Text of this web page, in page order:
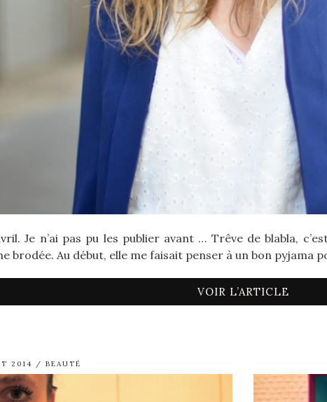
Je n’ai pas pu les publier avant … Trêve de blabla,
brodée. Au début, elle me faisait penser à un bon pyjama
VOIR L’ARTICLE
2014 BEAUTÉ